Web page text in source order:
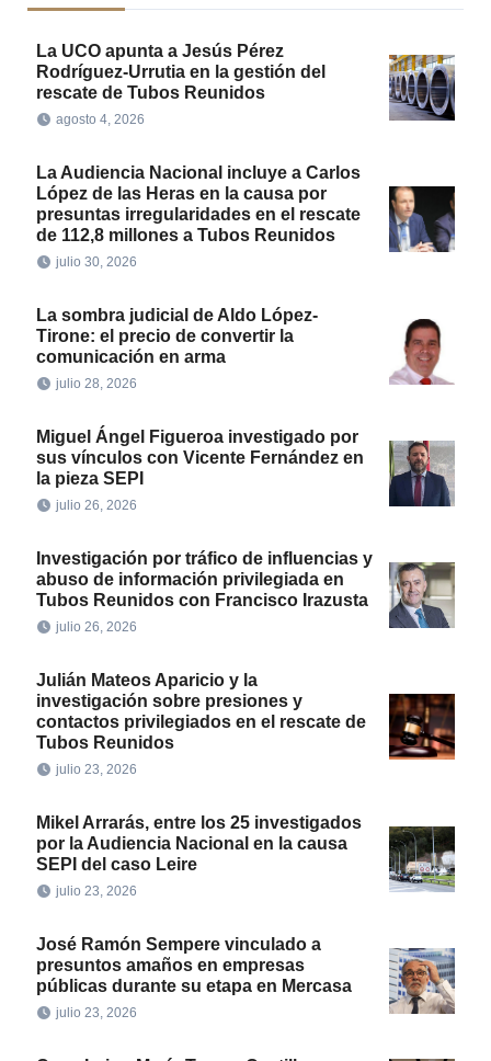
La UCO apunta a Jesús Pérez
Rodríguez-Urrutia en la gestión del
rescate de Tubos Reunidos
agosto 4, 2026
La Audiencia Nacional incluye a Carlos
López de las Heras en la causa por
presuntas irregularidades en el rescate
de 112,8 millones a Tubos Reunidos
julio 30, 2026
La sombra judicial de Aldo López-
Tirone: el precio de convertir la
comunicación en arma
julio 28, 2026
Miguel Ángel Figueroa investigado por
sus vínculos con Vicente Fernández en
la pieza SEPI
julio 26, 2026
Investigación por tráfico de influencias y
abuso de información privilegiada en
Tubos Reunidos con Francisco Irazusta
julio 26, 2026
Julián Mateos Aparicio y la
investigación sobre presiones y
contactos privilegiados en el rescate de
Tubos Reunidos
julio 23, 2026
Mikel Arrarás, entre los 25 investigados
por la Audiencia Nacional en la causa
SEPI del caso Leire
julio 23, 2026
José Ramón Sempere vinculado a
presuntos amaños en empresas
públicas durante su etapa en Mercasa
julio 23, 2026